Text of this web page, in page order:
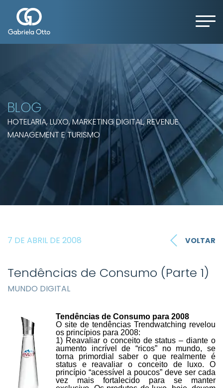
BLOG
HOTELARIA, LUXO, MARKETING DIGITAL, REVENUE
MANAGEMENT E TURISMO
7 DE ABRIL DE 2008 VOLTAR
Tendências de Consumo (Parte 1)
MUNDO DIGITAL
Tendências de Consumo para 2008
O site de tendências Trendwatching revelou
os princípios para 2008:
1) Reavaliar o conceito de status – diante o
aumento incrível de “ricos” no mundo, se
torna primordial saber o que realmente é
status e reavaliar o conceito de luxo. O
princípio “acessível a poucos” deve ser cada
vez mais fortalecido para se manter